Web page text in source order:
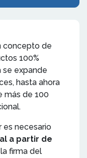
concepto de
100%
se expande
hasta ahora
más de 100
es necesario
a partir de
firma del